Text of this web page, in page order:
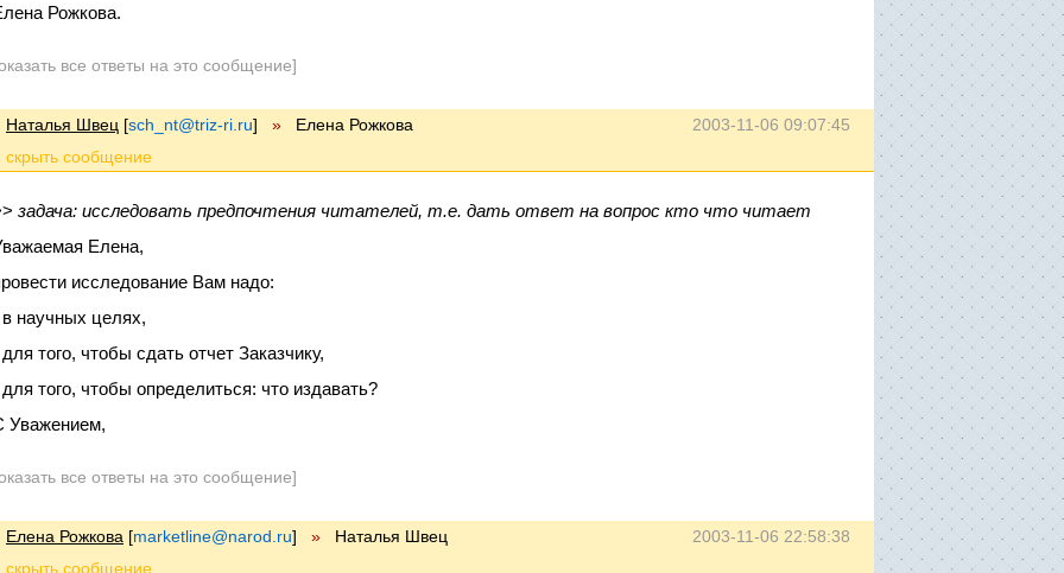
Рожкова.
все ответы на это сообщение]
2003-11-06 09:07:45
Наталья Швец [sch_nt@triz-ri.ru] » Елена Рожкова
задача: исследовать предпочтения читателей, т.е. дать ответ на вопрос кто что читает
Елена,
исследование Вам надо:
научных целях,
того, чтобы сдать отчет Заказчику,
того, чтобы определиться: что издавать?
Уважением,
все ответы на это сообщение]
2003-11-06 22:58:38
Елена Рожкова [marketline@narod.ru] » Наталья Швец